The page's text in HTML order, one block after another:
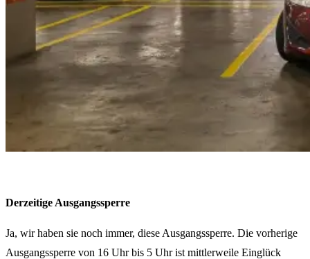
Derzeitige Ausgangssperre
Ja, wir haben sie noch immer, diese Ausgangssperre. Die vorherige
Ausgangssperre von 16 Uhr bis 5 Uhr ist mittlerweile Einglück